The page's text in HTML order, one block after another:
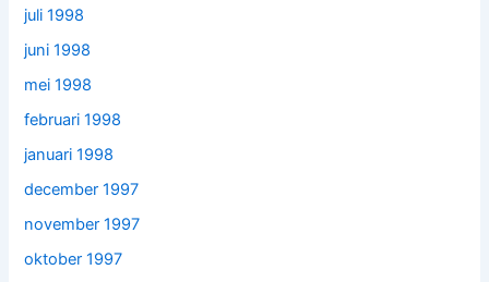
juli 1998
juni 1998
mei 1998
februari 1998
januari 1998
december 1997
november 1997
oktober 1997